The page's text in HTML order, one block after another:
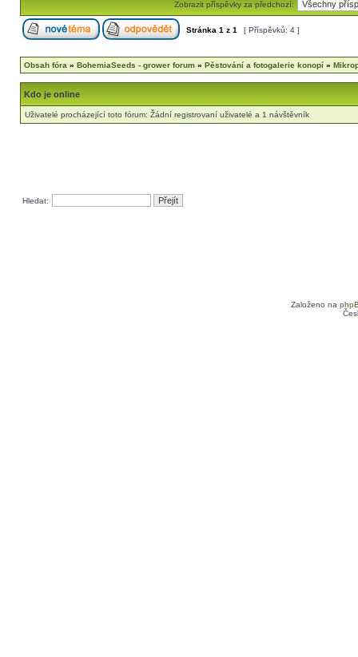
Zobrazit příspěvky za předchozí:
Stránka 1 z 1 [ Příspěvků: 4 ]
Obsah fóra » BohemiaSeeds - grower forum » Pěstování a fotogalerie konopí »
Kdo je online
Uživatelé procházející toto fórum: Žádní registrovaní uživatelé a 1 návštěvník
Hledat:
Založeno na